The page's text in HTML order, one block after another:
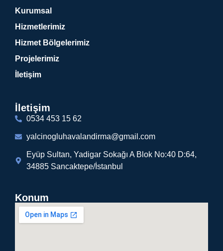
Kurumsal
Hizmetlerimiz
Hizmet Bölgelerimiz
Projelerimiz
İletişim
İletişim
0534 453 15 62
yalcinogluhavalandirma@gmail.com
Eyüp Sultan, Yadigar Sokağı A Blok No:40 D:64,
34885 Sancaktepe/İstanbul
Konum